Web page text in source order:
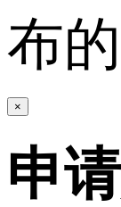
布
×
申